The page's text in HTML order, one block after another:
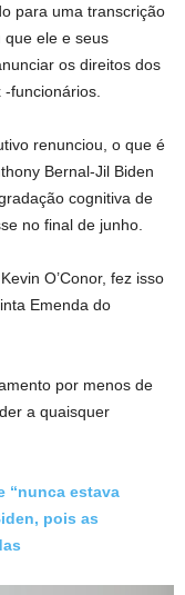
para uma transcrição
que ele e seus
os direitos dos
funcionários.
renunciou, o que é
Bernal-Jil Biden
cognitiva de
no final de junho.
O’Conor, fez isso
Emenda do
por menos de
a quaisquer
“nunca estava
pois as